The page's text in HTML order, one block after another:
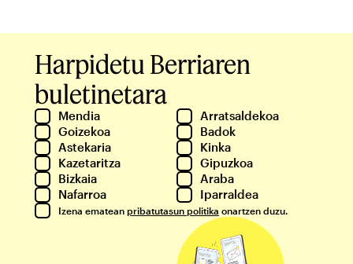
Harpidetu Berriaren
buletinetara
Mendia
Arratsaldekoa
Goizekoa
Badok
Astekaria
Kinka
Kazetaritza
Gipuzkoa
Bizkaia
Araba
Nafarroa
Iparraldea
Izena ematean pribatutasun politika onartzen duzu.